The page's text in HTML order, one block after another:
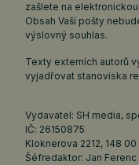
zašlete na
Obsah Vaší pošty
výslovný souhlas.
Texty externích autorů
vyjadřovat stanoviska
Vydavatel: SH media,
IČ: 26150875
Kloknerova 2212, 148 00
Šéfredaktor: Jan Ferenc